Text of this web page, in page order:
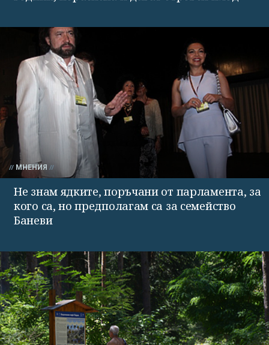
МНЕНИЯ
Не знам ядките, поръчани от парламента, за
кого са, но предполагам са за семейство
Баневи